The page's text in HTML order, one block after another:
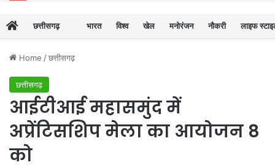
छत्तीसगढ़ भारत विश्व खेल मनोरंजन नौकरी लाइफ
Home /छत्तीसगढ़
छत्तीसगढ़
आईटीआई महासमुंद में
अप्रेंटिसशिप मेला का आयोजन 8
को